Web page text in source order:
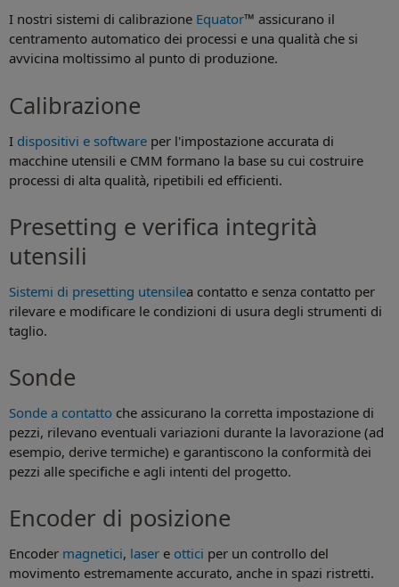
I nostri sistemi di calibrazione Equator™ assicurano il
centramento automatico dei processi e una qualità che si
avvicina moltissimo al punto di produzione.
Calibrazione
I dispositivi e software per l'impostazione accurata di
macchine utensili e CMM formano la base su cui costruire
processi di alta qualità, ripetibili ed efficienti.
Presetting e verifica integrità
utensili
Sistemi di presetting utensilea contatto e senza contatto per
rilevare e modificare le condizioni di usura degli strumenti di
taglio.
Sonde
Sonde a contatto che assicurano la corretta impostazione di
pezzi, rilevano eventuali variazioni durante la lavorazione (ad
esempio, derive termiche) e garantiscono la conformità dei
pezzi alle specifiche e agli intenti del progetto.
Encoder di posizione
Encoder magnetici, laser e ottici per un controllo del
movimento estremamente accurato, anche in spazi ristretti.